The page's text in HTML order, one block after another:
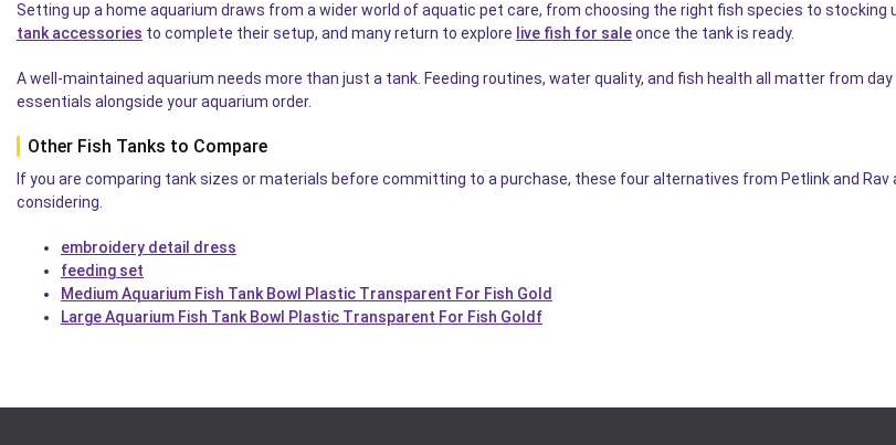
Setting up a home aquarium draws from a wider world of aquatic pet care, from choosing the right fish species to
tank accessories to complete their setup, and many return to explore live fish for saleonce the tank is ready.
A well-maintained aquarium needs more than just a tank. Feeding routines, water quality, and fish health all matter from day
essentials alongside your aquarium order.
Other Fish Tanks to Compare
If you are comparing tank sizes or materials before committing to a purchase, these four alternatives from Petlink and
considering.
embroidery detail dress
feeding set
Medium Aquarium Fish Tank Bowl Plastic Transparent For Fish Gold
Large Aquarium Fish Tank Bowl Plastic Transparent For Fish Goldf